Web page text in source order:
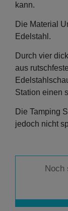
kann.
Die Material
Edelstahl.
Durch vier
aus
Station einen
Die Tamping
jedoch nicht
Noch